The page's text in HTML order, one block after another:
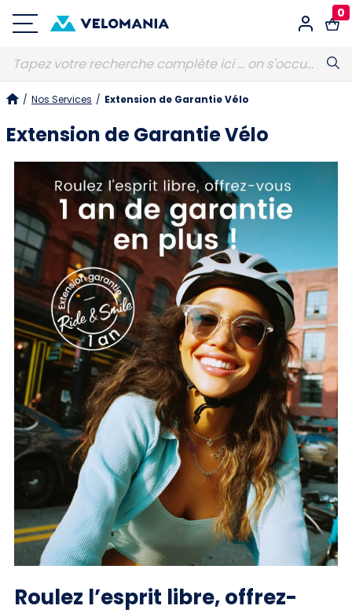
Connexion
E-MAIL
MOT DE PASSE Obligatoire
Vous avez oublié votre mot de passe ?
S'identifier
Première connexion ?
Créez votre compte
0
/ Nos Services / Extension de Garantie Vélo
Extension de Garantie Vélo
Roulez l’esprit libre, offrez-